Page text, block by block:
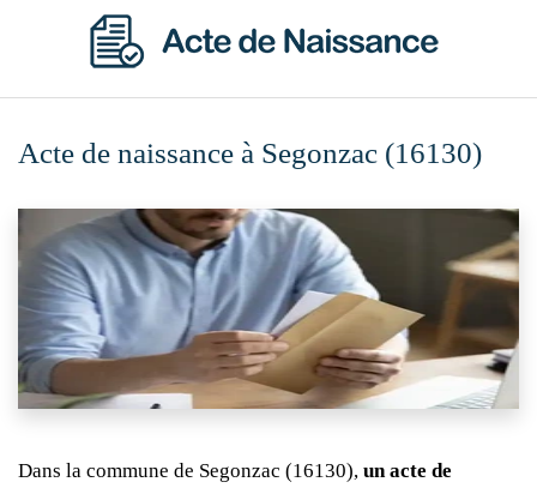
Acte de naissance à Segonzac (16130)
Dans la commune de Segonzac (16130), un acte de